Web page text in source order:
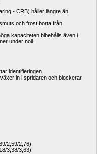
- CRB) håller längre än
och frost borta från
kapaciteten bibehålls även i
under noll.
identifieringen.
in i spridaren och blockerar
2,59/2,76).
3,38/3,63).